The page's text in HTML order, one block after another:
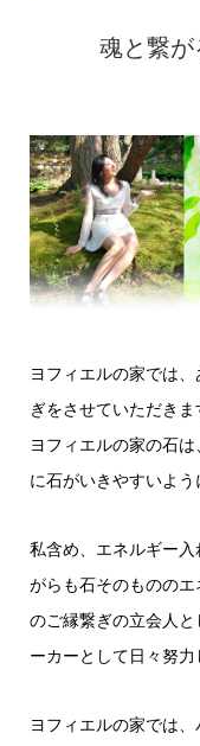
魂と繋が
ヨフィエルの家では
ぎをさせていただきま
ヨフィエルの家の石
に石がいきやすいよう
私含め、エネルギー
がらも石そのものの
のご縁繋ぎの立会人
ーカーとして日々努力
ヨフィエルの家では